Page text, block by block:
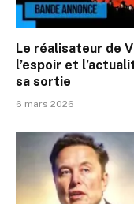
Le réalisateur de
l’espoir et
sa sortie
6 mars 2026